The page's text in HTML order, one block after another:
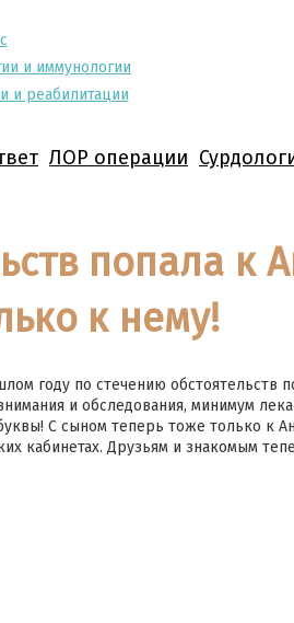
и иммунологии
и реабилитации
ЛОР операции
попала к
к нему!
году по стечению обстоятельств
и обследования, минимум
С сыном теперь тоже только к
кабинетах. Друзьям и знакомым